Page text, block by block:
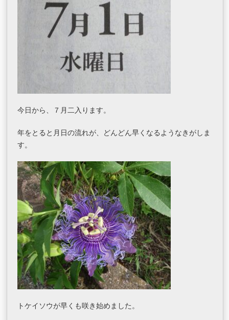
今日から、７月二入ります。
年をとると月日の流れが、どんどん早くなるようなきがしま
す。
トケイソウが早くも咲き始めました。